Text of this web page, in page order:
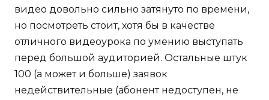
видео довольно сильно затянуто по времени,
но посмотреть стоит, хотя бы в качестве
отличного видеоурока по умению выступать
перед большой аудиторией. Остальные штук
100 (а может и больше) заявок
недействительные (абонент недоступен, не